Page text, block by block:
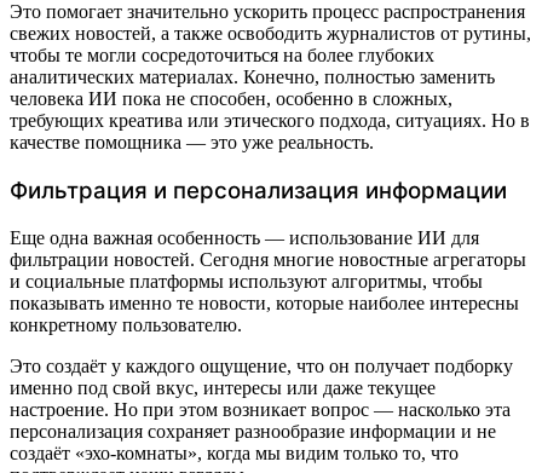
Это помогает значительно ускорить процесс распространения
свежих новостей, а также освободить журналистов от рутины,
чтобы те могли сосредоточиться на более глубоких
аналитических материалах. Конечно, полностью заменить
человека ИИ пока не способен, особенно в сложных,
требующих креатива или этического подхода, ситуациях. Но в
качестве помощника — это уже реальность.
Фильтрация и персонализация информации
Еще одна важная особенность — использование ИИ для
фильтрации новостей. Сегодня многие новостные агрегаторы
и социальные платформы используют алгоритмы, чтобы
показывать именно те новости, которые наиболее интересны
конкретному пользователю.
Это создаёт у каждого ощущение, что он получает подборку
именно под свой вкус, интересы или даже текущее
настроение. Но при этом возникает вопрос — насколько эта
персонализация сохраняет разнообразие информации и не
создаёт «эхо-комнаты», когда мы видим только то, что